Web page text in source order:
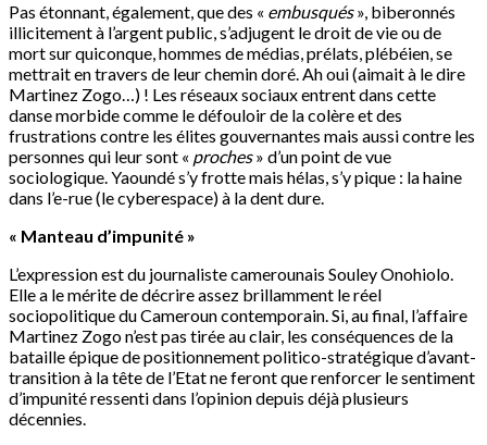
Pas étonnant, également, que des « embusqués», biberonnés
illicitement à l’argent public, s’adjugent le droit de vie ou de
mort sur quiconque, hommes de médias, prélats, plébéien, se
mettrait en travers de leur chemin doré. Ah oui (aimait à le dire
Martinez Zogo…) ! Les réseaux sociaux entrent dans cette
danse morbide comme le défouloir de la colère et des
frustrations contre les élites gouvernantes mais aussi contre les
personnes qui leur sont « proches» d’un point de vue
sociologique. Yaoundé s’y frotte mais hélas, s’y pique : la haine
dans l’e-rue (le cyberespace) à la dent dure.
« Manteau d’impunité »
L’expression est du journaliste camerounais Souley Onohiolo.
Elle a le mérite de décrire assez brillamment le réel
sociopolitique du Cameroun contemporain. Si, au final, l’affaire
Martinez Zogo n’est pas tirée au clair, les conséquences de la
bataille épique de positionnement politico-stratégique d’avant-
transition à la tête de l’Etat ne feront que renforcer le sentiment
d’impunité ressenti dans l’opinion depuis déjà plusieurs
décennies.